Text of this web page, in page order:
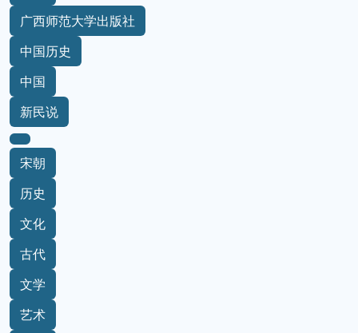
广西师范大学出版社
中国历史
中国
新民说
宋朝
历史
文化
古代
文学
艺术